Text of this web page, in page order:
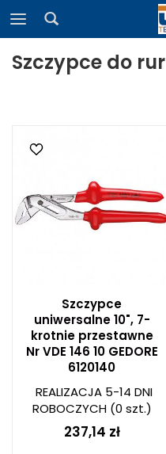
Szczypce do rur
Szczypce
uniwersalne 10", 7-
krotnie przestawne
Nr VDE 146 10 GEDORE
6120140
REALIZACJA 5-14 DNI
ROBOCZYCH(0 szt.)
237,14 zł